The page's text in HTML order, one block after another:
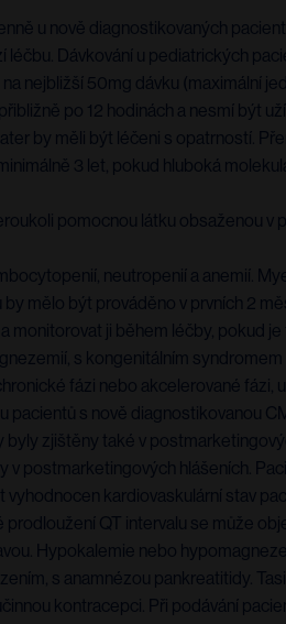
u nově diagnostikovaných
Dávkování u pediatrických
nejbližší 50mg dávku (maximální
po 12 hodinách a nesmí být
by měli být léčeni s opatrností.
3 let, pokud hluboká
pomocnou látku obsaženou v
neutropenií a anemií.
mělo být prováděno v prvních 2
monitorovat ji během léčby, pokud
s kongenitálním
fázi nebo akcelerované
pacientů s nově diagnostikovanou
zjištěny také v
v postmarketingových hlášeních.
vyhodnocen kardiovaskulární stav
QT intervalu se může
Hypokalemie nebo
s anamnézou pankreatitidy.
kontracepci. Při podávání